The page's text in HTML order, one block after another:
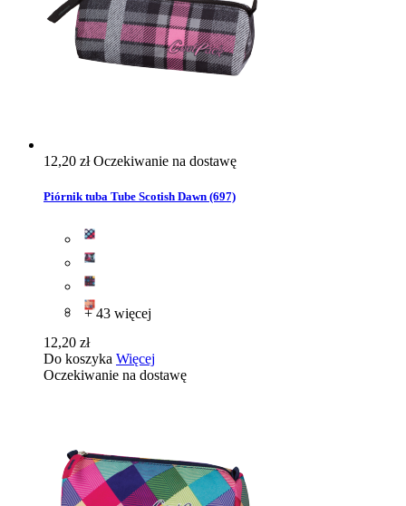
12,20 złOczekiwanie na dostawę
Piórnik tuba Tube Scotish Dawn (697)
+ 43 więcej
12,20 zł
Do koszyka Więcej
Oczekiwanie na dostawę